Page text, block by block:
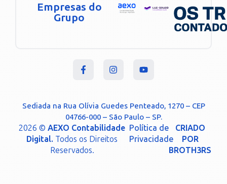
Empresas do
Grupo
Sediada na Rua Olívia Guedes Penteado, 1270 – CEP
04766-000 – São Paulo – SP.
2026 ©AEXO Contabilidade
Digital. Todos os Direitos
Reservados.
Política de
Privacidade
CRIADO
POR
BROTH3RS